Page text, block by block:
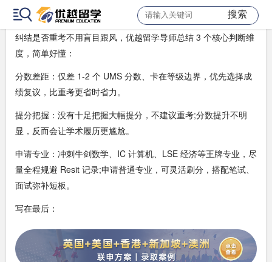
搜索
10 终极抉择：到底要不要重考?3 个判断标准
纠结是否重考不用盲目跟风，优越留学导师总结 3 个核心判断维
度，简单好懂：
分数差距：仅差 1-2 个 UMS 分数、卡在等级边界，优先选择成
绩复议，比重考更省时省力。
提分把握：没有十足把握大幅提分，不建议重考;分数提升不明
显，反而会让学术履历更尴尬。
申请专业：冲刺牛剑数学、IC 计算机、LSE 经济等王牌专业，尽
量全程规避 Resit 记录;申请普通专业，可灵活刷分，搭配笔试、
面试弥补短板。
写在最后：